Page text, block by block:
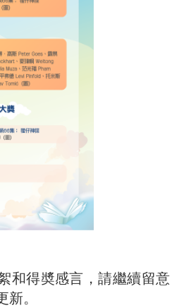
和得奬感言，請繼續留意
。